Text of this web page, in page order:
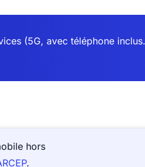
(5G, avec téléphone
hors
.